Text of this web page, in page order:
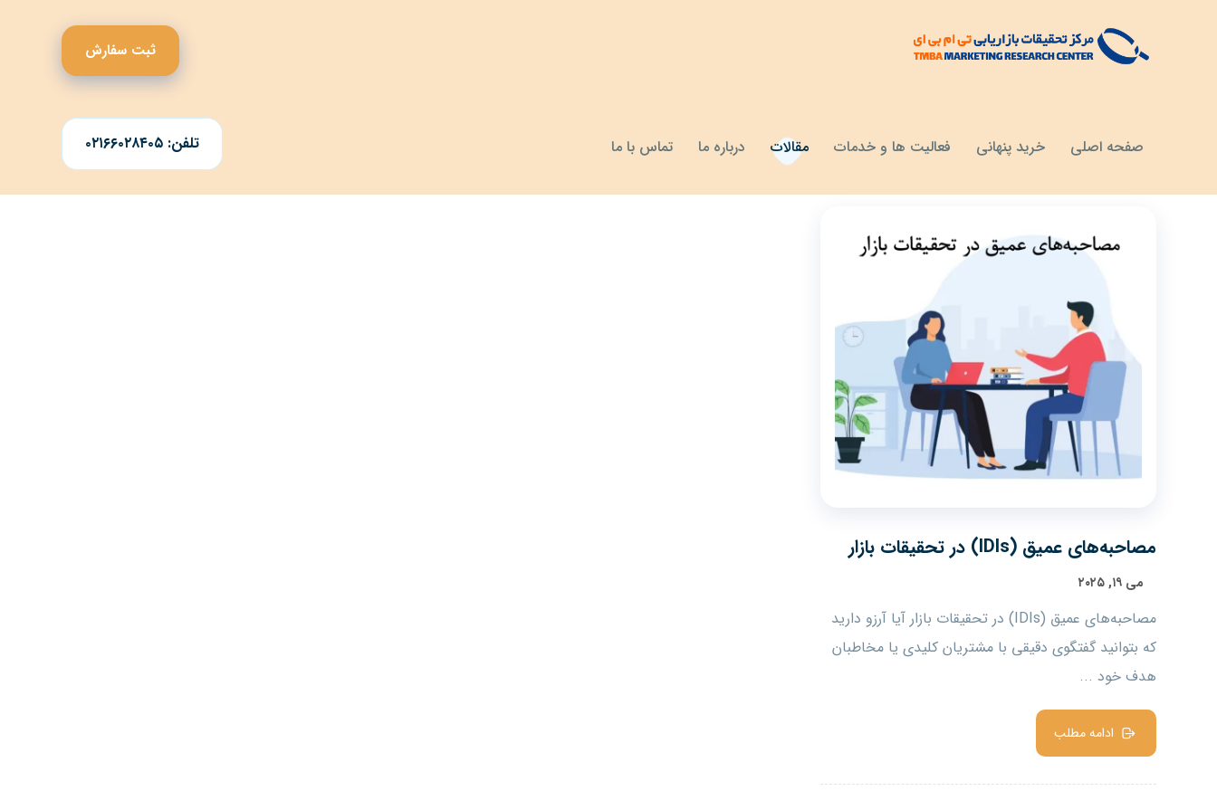
صفحه اصلی خرید پنهانی فعالیت ها و خدمات مقالات درباره ما تماس با ما
ثبت سفارش
تلفن: ۰۲۱۶۶۰۲۸۴۰۵
مصاحبه‌های عمیق (IDIs) در تحقیقات بازار
می ۱۹, ۲۰۲۵
مصاحبه‌های عمیق (IDIs) در تحقیقات بازار آیا آرزو دارید
که بتوانید گفتگوی دقیقی با مشتریان کلیدی یا مخاطبان
هدف خود ...
ادامه مطلب